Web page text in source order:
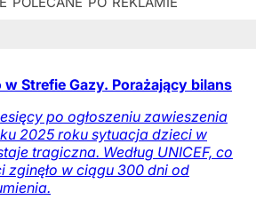
w Strefie Gazy. Porażający bilans
po ogłoszeniu zawieszenia
2025 roku sytuacja dzieci w
tragiczna. Według UNICEF, co
zginęło w ciągu 300 dni od